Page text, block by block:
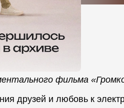
фильма
друзей и любовь к